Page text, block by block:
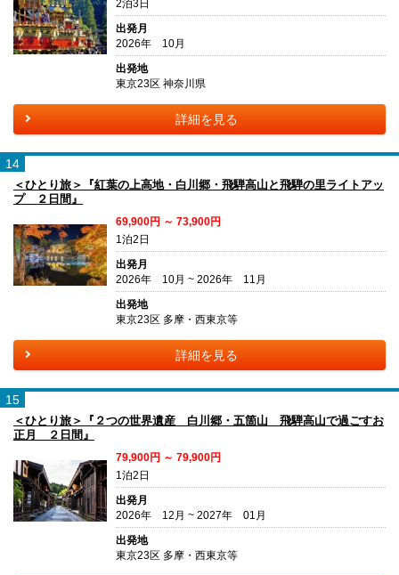
2泊3日
出発月
2026年 10月
出発地
東京23区 神奈川県
詳細を見る
14
＜ひとり旅＞『紅葉の上高地・白川郷・飛騨高山と飛騨の里ライトアッ
プ ２日間』
69,900円 ～ 73,900円
1泊2日
出発月
2026年 10月 ~ 2026年 11月
出発地
東京23区 多摩・西東京等
詳細を見る
15
＜ひとり旅＞『２つの世界遺産 白川郷・五箇山 飛騨高山で過ごすお
正月 ２日間』
79,900円 ～ 79,900円
1泊2日
出発月
2026年 12月 ~ 2027年 01月
出発地
東京23区 多摩・西東京等